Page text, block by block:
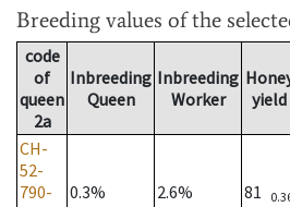
Breeding values of the
code
of
queen
2a
Inbreeding
Queen
Inbreeding
Worker
yield
CH-
52-
790-
0.3% 2.6% 81